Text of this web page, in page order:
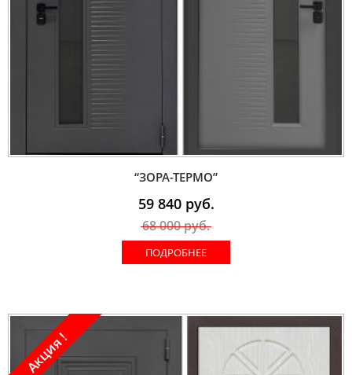
“ЗОРА-ТЕРМО”
59 840руб.
68 000руб.
ПОДРОБНЕЕ
Акция !